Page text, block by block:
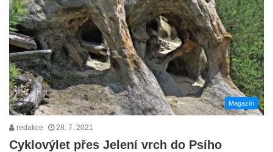
Magazín
redakce 28. 7. 2021
Cyklovýlet přes Jelení vrch do Psího